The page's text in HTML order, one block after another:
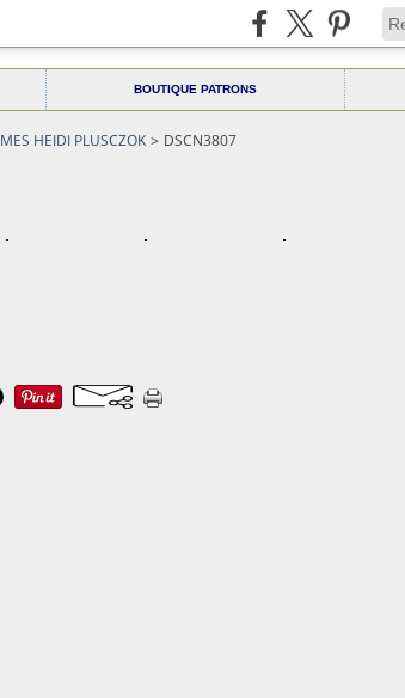
BOUTIQUE PATRONS
MES HEIDI PLUSCZOK > DSCN3807